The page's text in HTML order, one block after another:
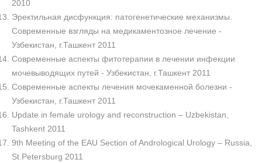
2010
Эректильная дисфункция: патогенетические механизмы.
Современные взгляды на медикаментозное лечение -
Узбекистан, г.Ташкент 2011
Современные аспекты фитотерапии в лечении инфекции
мочевыводящих путей - Узбекистан, г.Ташкент 2011
Современные аспекты лечения мочекаменной болезни -
Узбекистан, г.Ташкент 2011
Update in female urology and reconstruction – Uzbekistan,
Tashkent 2011
9th Meeting of the EAU Section of Andrological Urology – Russia,
St.Petersburg 2011